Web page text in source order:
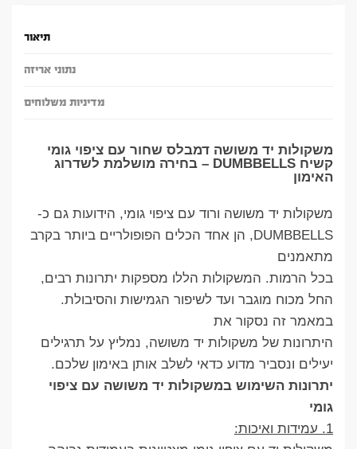
תיאור
נתוני אריזה
מדיניות משלוחים
משקולות יד משושה דמבלס שחור עם ציפוי גומי
קשיח DUMBBELLS – בחירה מושלמת לשדרוג
האימון
משקולות יד משושה ורוד עם ציפוי גומי, הידועות גם כ-
DUMBBELLS, הן אחד הכלים הפופולריים ביותר בקרב
מתאמנים
בכל הרמות. המשקולות הללו מספקות יתרונות רבים,
החל מכוח מוגבר ועד לשיפור הגמישות והסיבולת.
במאמר זה נסקור את
היתרונות של משקולות יד משושה, נמליץ על תרגילים
יעילים ונסביר מדוע כדאי לשלב אותן באימון שלכם.
יתרונות השימוש במשקולות יד משושה עם ציפוי
גומי
1. עמידות ואיכות: